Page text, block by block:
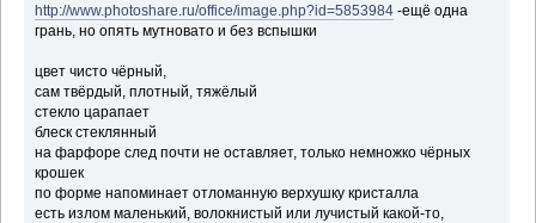
http://www.photoshare.ru/office/image.php?id=5853984 -ещё одна
грань, но опять мутновато и без вспышки
цвет чисто чёрный,
сам твёрдый, плотный, тяжёлый
стекло царапает
блеск стеклянный
на фарфоре след почти не оставляет, только немножко чёрных
крошек
по форме напоминает отломанную верхушку кристалла
есть излом маленький, волокнистый или лучистый какой-то,